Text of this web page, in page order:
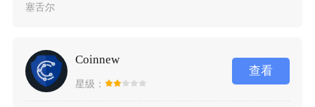
塞舌尔
Coinnew
星级：
查看